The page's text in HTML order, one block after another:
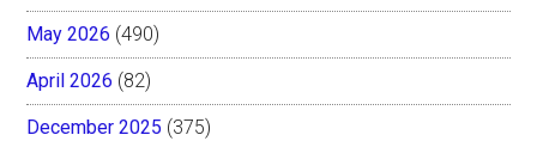
May 2026 (490)
April 2026 (82)
December 2025 (375)